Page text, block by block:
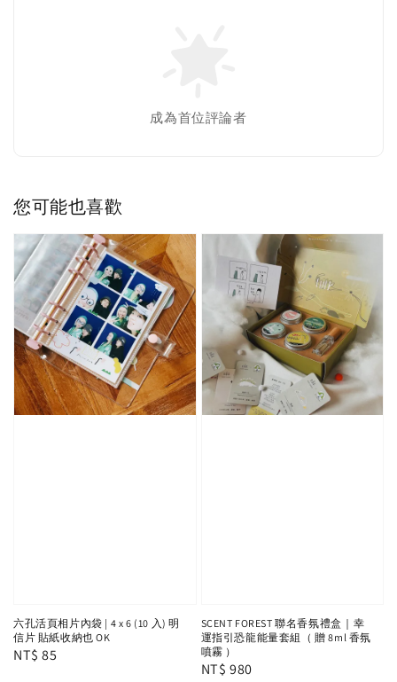
成為首位評論者
您可能也喜歡
六孔活頁相片內袋 | 4 x 6 (10 入) 明
信片 貼紙收納也 OK
Regular
NT$ 85
SCENT FOREST 聯名香氛禮盒｜幸
運指引恐龍能量套組（ 贈 8ml 香氛
噴霧 ）
Regular
NT$ 980